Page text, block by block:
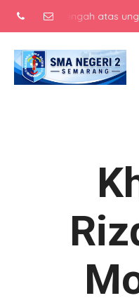
menengah atas